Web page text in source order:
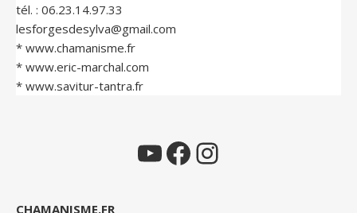
tél. : 06.23.14.97.33
lesforgesdesylva@gmail.com
* www.chamanisme.fr
* www.eric-marchal.com
* www.savitur-tantra.fr
YouTubeFacebookInstagram
CHAMANISME.FR